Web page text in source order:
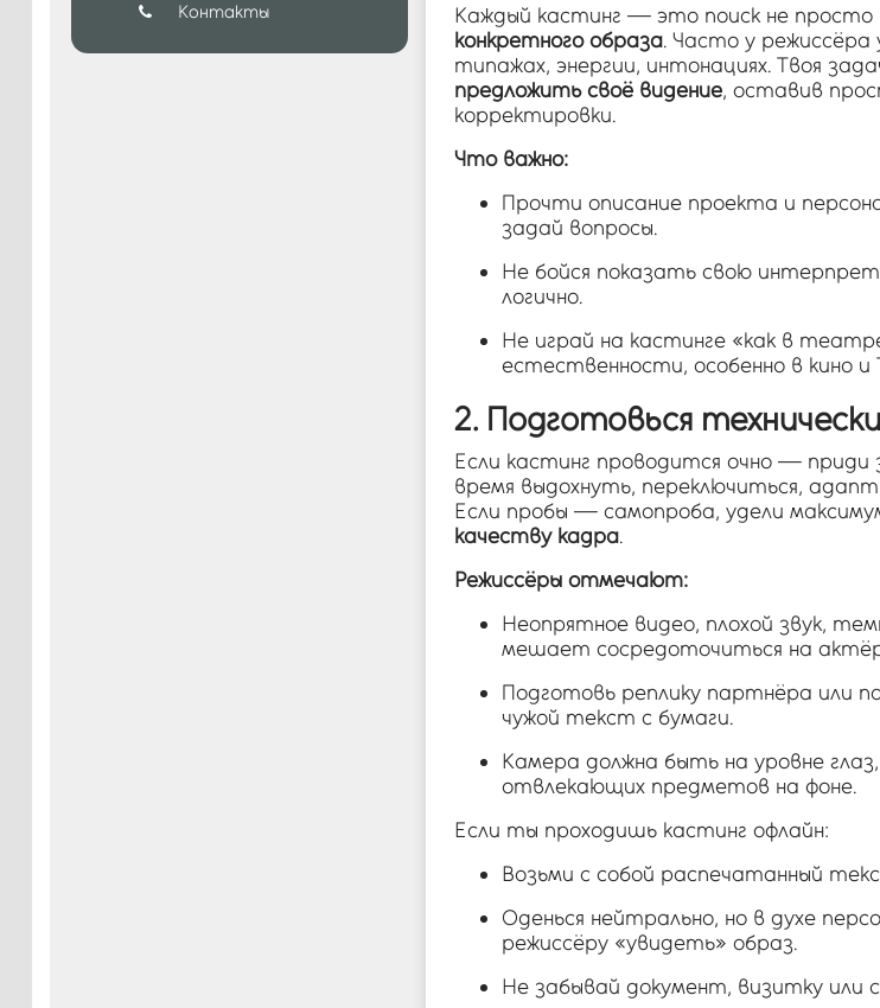
Контакты
Каждый кастинг — это поиск не
конкретного образа. Часто у
типажах, энергии, интонациях. Твоя
предложить своё видение, оставив
корректировки.
Что важно:
Прочти описание проекта и
задай вопросы.
Не бойся показать свою
логично.
Не играй на кастинге «как в
естественности, особенно в кино и
2. Подготовься технически
Если кастинг проводится очно — приди
время выдохнуть, переключиться,
Если пробы — самопроба, удели
качеству кадра.
Режиссёры отмечают:
Неопрятное видео, плохой звук,
мешает сосредоточиться на
Подготовь реплику партнёра или
чужой текст с бумаги.
Камера должна быть на уровне
отвлекающих предметов на фоне.
Если ты проходишь кастинг офлайн:
Возьми с собой распечатанный
Оденься нейтрально, но в духе
режиссёру «увидеть» образ.
Не забывай документ, визитку или